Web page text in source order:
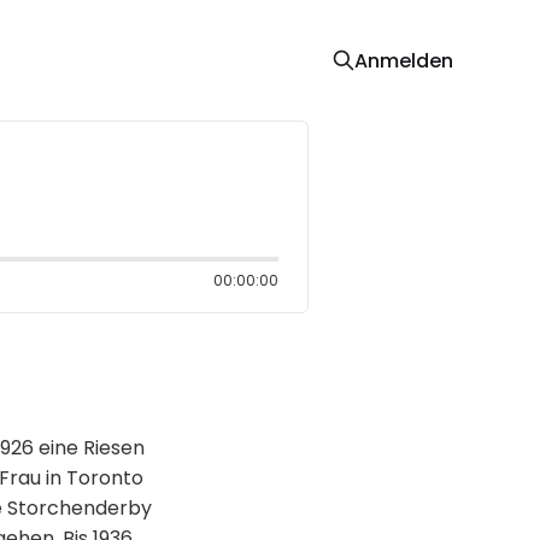
Anmelden
00:00:00
eine Riesen
in Toronto
Storchenderby